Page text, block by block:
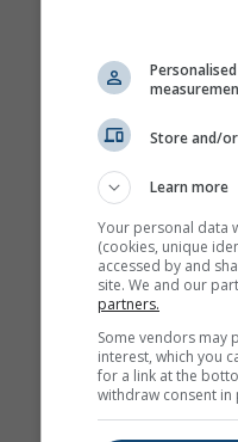
Store and/
Learn more
Your personal data
(cookies, unique
accessed by and
site. We and our
partners.
Some vendors may
interest, which you
for a link at the
withdraw consent in